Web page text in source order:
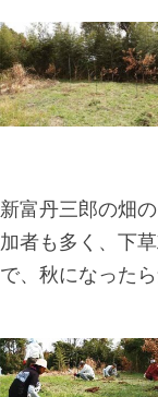
新富丹三郎の畑
加者も多く、下
で、秋になった